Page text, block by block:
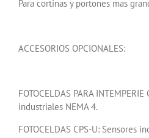
Para cortinas y portones mas
ACCESORIOS OPCIONALES:
FOTOCELDAS PARA
industriales NEMA 4.
FOTOCELDAS CPS-U: Sensores